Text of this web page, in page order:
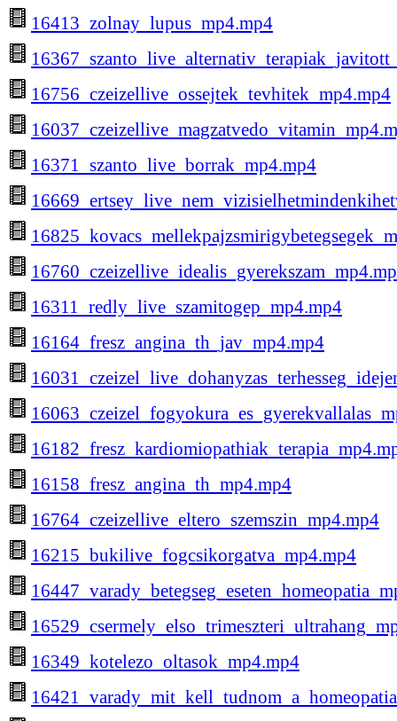
16413_zolnay_lupus_mp4.mp4
16756_czeizellive_ossejtek_tevhitek_mp4.mp4
16371_szanto_live_borrak_mp4.mp4
16311_redly_live_szamitogep_mp4.mp4
16164_fresz_angina_th_jav_mp4.mp4
16158_fresz_angina_th_mp4.mp4
16764_czeizellive_eltero_szemszin_mp4.mp4
16215_bukilive_fogcsikorgatva_mp4.mp4
16349_kotelezo_oltasok_mp4.mp4